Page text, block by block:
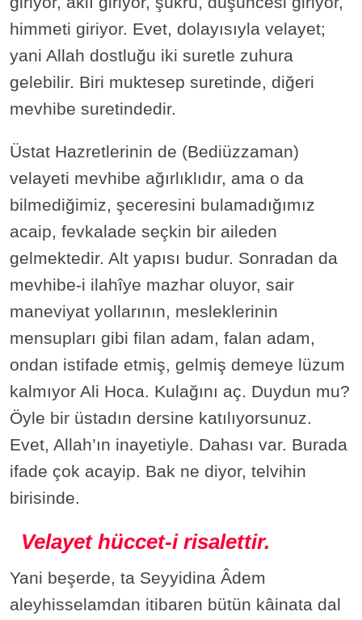
himmeti giriyor. Evet, dolayısıyla velayet;
yani Allah dostluğu iki suretle zuhura
gelebilir. Biri muktesep suretinde, diğeri
mevhibe suretindedir.
Üstat Hazretlerinin de (Bediüzzaman)
velayeti mevhibe ağırlıklıdır, ama o da
bilmediğimiz, şeceresini bulamadığımız
acaip, fevkalade seçkin bir aileden
gelmektedir. Alt yapısı budur. Sonradan da
mevhibe-i ilahîye mazhar oluyor, sair
maneviyat yollarının, mesleklerinin
mensupları gibi filan adam, falan adam,
ondan istifade etmiş, gelmiş demeye lüzum
kalmıyor Ali Hoca. Kulağını aç. Duydun mu?
Öyle bir üstadın dersine katılıyorsunuz.
Evet, Allah’ın inayetiyle. Dahası var. Burada
ifade çok acayip. Bak ne diyor, telvihin
birisinde.
Velayet hüccet-i risalettir.
Yani beşerde, ta Seyyidina Âdem
aleyhisselamdan itibaren bütün kâinata dal